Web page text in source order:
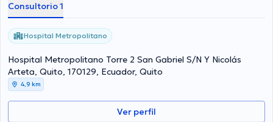
Consultorio 1
Hospital Metropolitano
Hospital Metropolitano Torre 2 San Gabriel S/N Y Nicolás
Arteta, Quito, 170129, Ecuador, Quito
4,9 km
Ver perfil